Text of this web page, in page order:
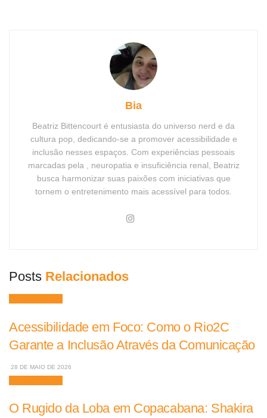
Bia
Beatriz Bittencourt é entusiasta do universo nerd e da
cultura pop, dedicando-se a promover acessibilidade e
inclusão nesses espaços. Com experiências pessoais
marcadas pela , neuropatia e insuficiência renal, Beatriz
busca harmonizar suas paixões com iniciativas que
tornem o entretenimento mais acessível para todos.
Posts Relacionados
Acessibilidade em Foco: Como o Rio2C
Garante a Inclusão Através da Comunicação
28 DE MAIO DE 2026
O Rugido da Loba em Copacabana: Shakira